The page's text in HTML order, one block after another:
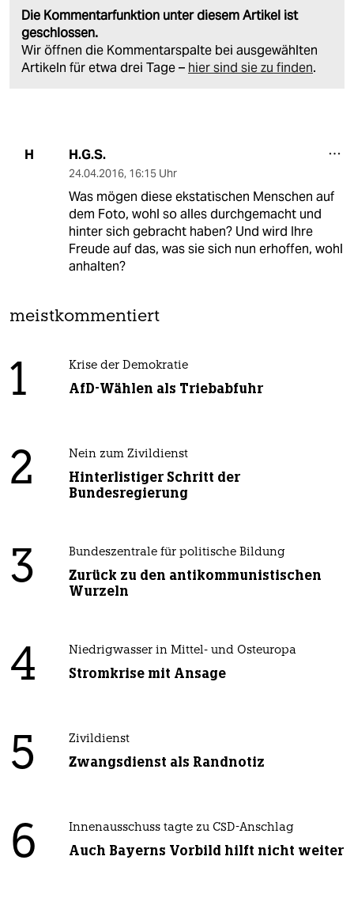
Die Kommentarfunktion unter diesem Artikel ist
geschlossen.
Wir öffnen die Kommentarspalte bei ausgewählten
Artikeln für etwa drei Tage – hier sind sie zu finden.
H H.G.S.
24.04.2016, 16:15 Uhr
Was mögen diese ekstatischen Menschen auf
dem Foto, wohl so alles durchgemacht und
hinter sich gebracht haben? Und wird Ihre
Freude auf das, was sie sich nun erhoffen, wohl
anhalten?
meistkommentiert
1 Krise der Demokratie
AfD-Wählen als Triebabfuhr
2 Nein zum Zivildienst
Hinterlistiger Schritt der
Bundesregierung
3 Bundeszentrale für politische Bildung
Zurück zu den antikommunistischen
Wurzeln
4 Niedrigwasser in Mittel- und Osteuropa
Stromkrise mit Ansage
5 Zivildienst
Zwangsdienst als Randnotiz
6 Innenausschuss tagte zu CSD-Anschlag
Auch Bayerns Vorbild hilft nicht weiter